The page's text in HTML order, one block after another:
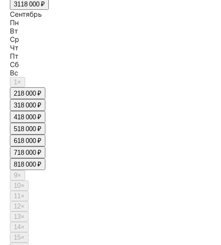
3118 000 ₽
Сентябрь
Пн
Вт
Ср
Чт
Пт
Сб
Вс
1×
218 000 ₽
318 000 ₽
418 000 ₽
518 000 ₽
618 000 ₽
718 000 ₽
818 000 ₽
9×
10×
11×
12×
13×
14×
15×